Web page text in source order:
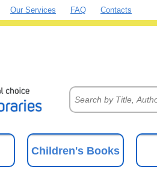
Our Services FAQ Contacts
Children's Books